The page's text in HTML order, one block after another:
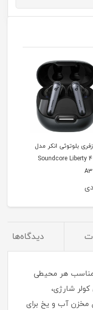
بلوتوثی انکر مدل
Soundcore Liberty
دیدگاه‌ها
مناسب هر محیطی
شارژی،
مخزن آب و یخ برای